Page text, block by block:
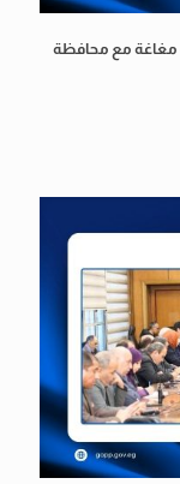
مغاغة مع محافظة